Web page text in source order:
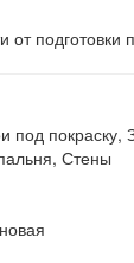
подготовки
покраску,
Стены